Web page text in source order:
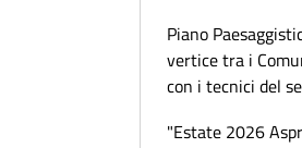
Piano
vertice tra i
con i tecnici del
"Estate 2026